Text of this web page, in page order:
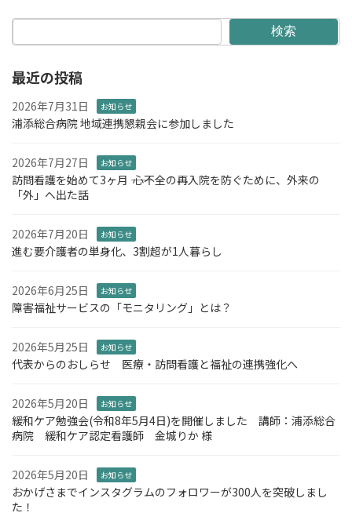
検索
最近の投稿
2026年7月31日 お知らせ
浦添総合病院 地域連携懇親会に参加しました
2026年7月27日 お知らせ
訪問看護を始めて3ヶ月 ―― 心不全の再入院を防ぐために、外来の
「外」へ出た話
2026年7月20日 お知らせ
進む要介護者の単身化、3割超が1人暮らし
2026年6月25日 お知らせ
障害福祉サービスの「モニタリング」とは？
2026年5月25日 お知らせ
代表からのおしらせ 医療・訪問看護と福祉の連携強化へ
2026年5月20日 お知らせ
緩和ケア勉強会(令和8年5月4日)を開催しました 講師：浦添総合
病院 緩和ケア認定看護師 金城りか 様
2026年5月20日 お知らせ
おかげさまでインスタグラムのフォロワーが300人を突破しまし
た！